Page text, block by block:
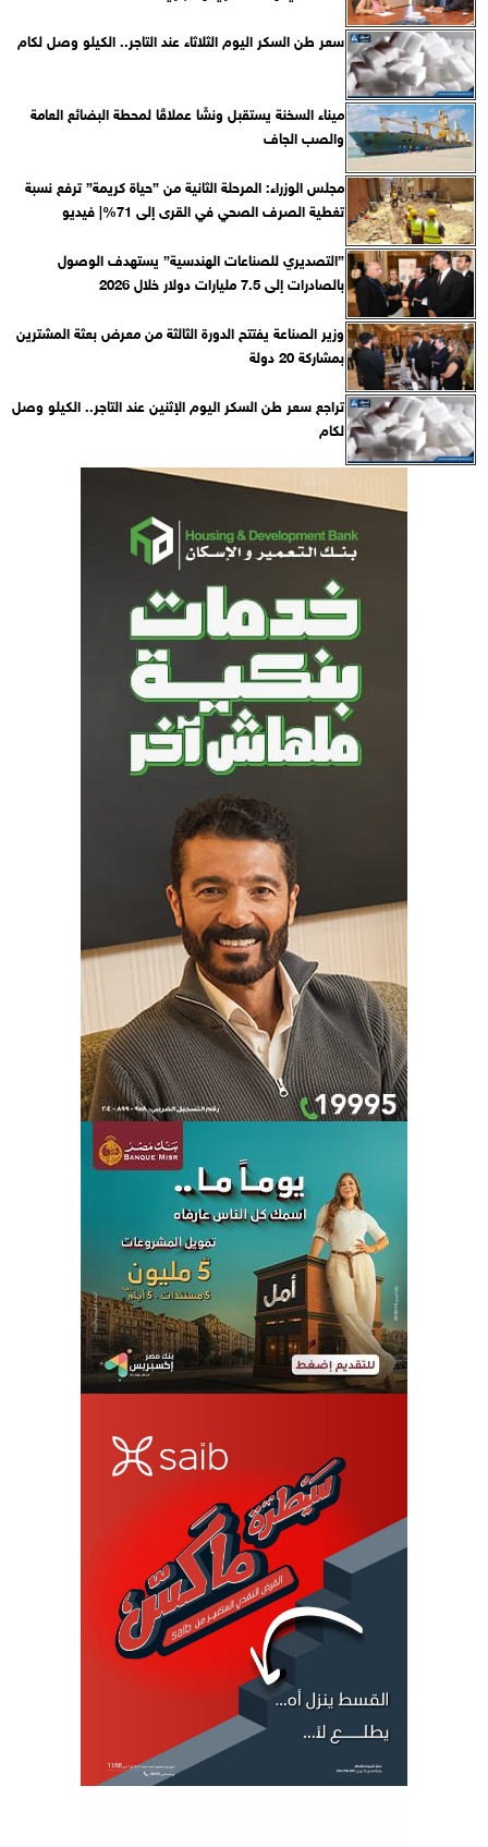
سعر طن السكر اليوم الثلاثاء عند التاجر.. الكيلو وصل لكام
ميناء السخنة يستقبل ونشًا عملاقًا لمحطة البضائع العامة
والصب الجاف
مجلس الوزراء: المرحلة الثانية من ”حياة كريمة” ترفع نسبة
تغطية الصرف الصحي في القرى إلى 71%| فيديو
”التصديري للصناعات الهندسية” يستهدف الوصول
بالصادرات إلى 7.5 مليارات دولار خلال 2026
وزير الصناعة يفتتح الدورة الثالثة من معرض بعثة المشترين
بمشاركة 20 دولة
تراجع سعر طن السكر اليوم الإثنين عند التاجر.. الكيلو وصل
لكام